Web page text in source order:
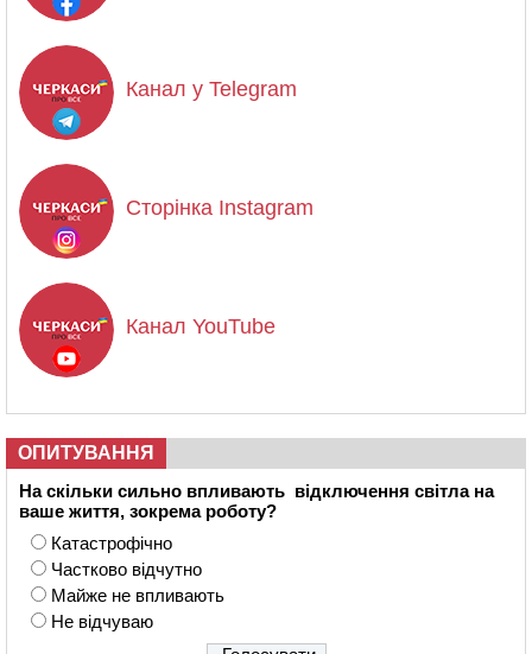
Канал у Telegram
Сторінка Instagram
Канал YouTube
ОПИТУВАННЯ
На скільки сильно впливають відключення світла на
ваше життя, зокрема роботу?
Катастрофічно
Частково відчутно
Майже не впливають
Не відчуваю